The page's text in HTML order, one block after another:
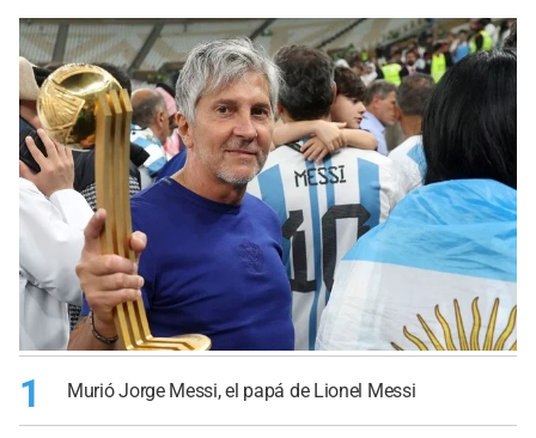
1 Murió Jorge Messi, el papá de Lionel Messi